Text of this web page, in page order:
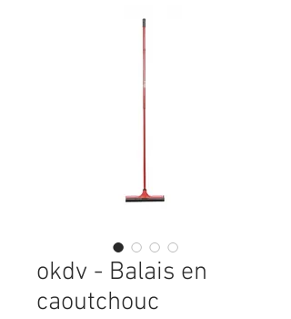
okdv - Balais en
caoutchouc